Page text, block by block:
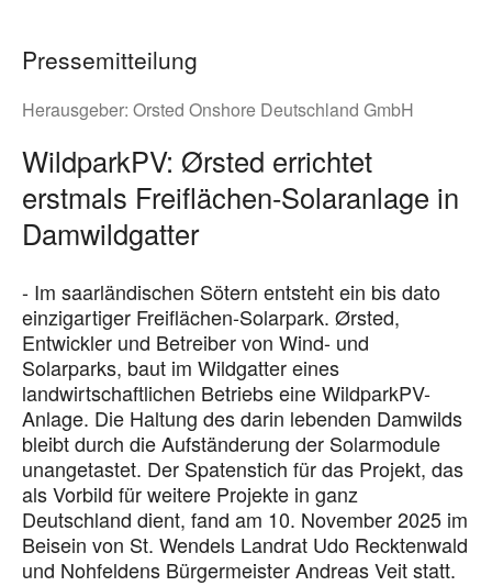
Pressemitteilung
Herausgeber: Orsted Onshore Deutschland GmbH
WildparkPV: Ørsted errichtet
erstmals Freiflächen-Solaranlage in
Damwildgatter
- Im saarländischen Sötern entsteht ein bis dato
einzigartiger Freiflächen-Solarpark. Ørsted,
Entwickler und Betreiber von Wind- und
Solarparks, baut im Wildgatter eines
landwirtschaftlichen Betriebs eine WildparkPV-
Anlage. Die Haltung des darin lebenden Damwilds
bleibt durch die Aufständerung der Solarmodule
unangetastet. Der Spatenstich für das Projekt, das
als Vorbild für weitere Projekte in ganz
Deutschland dient, fand am 10. November 2025 im
Beisein von St. Wendels Landrat Udo Recktenwald
und Nohfeldens Bürgermeister Andreas Veit statt.